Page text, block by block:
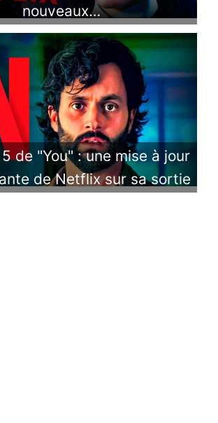
nouveaux…
de "You" : une mise à jour
de Netflix sur sa sortie